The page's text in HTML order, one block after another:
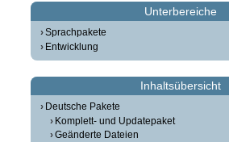
Unterbereiche
Sprachpakete
Entwicklung
Inhaltsübersicht
Deutsche Pakete
Komplett- und Updatepaket
Geänderte Dateien